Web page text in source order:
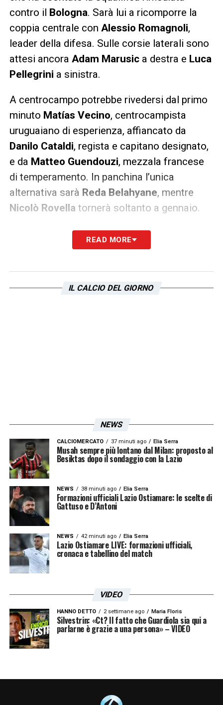
contro il Bologna. Sarà lui a ricomporre la
coppia centrale con Alessio Romagnoli,
leader della difesa. Sulle corsie laterali sono
attesi ancora Adam Marusica destra e Luca
Pellegrini a sinistra.
A centrocampo potrebbe rivedersi dal primo
minuto Matías Vecino, centrocampista
uruguaiano di esperienza, affiancato da
Danilo Cataldi, regista e capitano designato,
e da Matteo Guendouzi, mezzala francese
di temperamento. In panchina l’unica
alternativa sarà Reda Belahyane, mentre
Nicolò Rovella tornerà soltanto a gennaio.
LAZIO (4-3-3):Provedel; Marusic, Gila,
Romagnoli, Pellegrini; Guendouzi, Cataldi,
Provstgaard, Lazzari, Nuno Tavares,
READ MORE
IL CALCIO DEL GIORNO
NEWS
CALCIOMERCATO 37 minuti ago Elia Serra
Musah sempre più lontano dal Milan: proposto al
Besiktas dopo il sondaggio con la Lazio
NEWS 38 minuti ago Elia Serra
Formazioni ufficiali Lazio Ostiamare: le scelte di
Gattuso e D’Antoni
NEWS 42 minuti ago Elia Serra
Lazio Ostiamare LIVE: formazioni ufficiali,
cronaca e tabellino del match
VIDEO
HANNO DETTO 2 settimane ago Maria Floris
Silvestrin: «Ct? Il fatto che Guardiola sia qui a
parlarne è grazie a una persona» – VIDEO